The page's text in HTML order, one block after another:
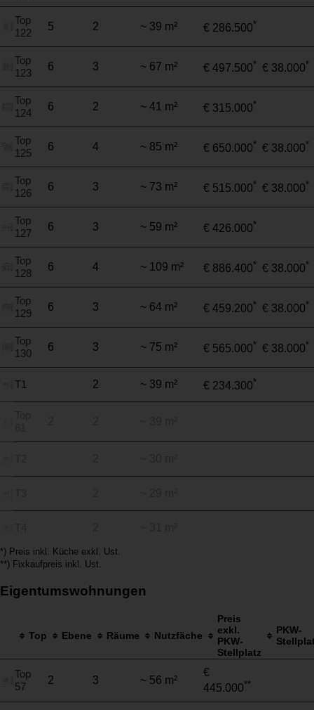
Top
122
5 2 ~ 39 m² € 286.500*
Top
123
6 3 ~ 67 m² € 497.500* € 38.000*
Top
124
6 2 ~ 41 m² € 315.000*
Top
125
6 4 ~ 85 m² € 650.000* € 38.000*
Top
126
6 3 ~ 73 m² € 515.000* € 38.000*
Top
127
6 3 ~ 59 m² € 426.000*
Top
128
6 4 ~ 109 m² € 886.400* € 38.000*
Top
129
6 3 ~ 64 m² € 459.200* € 38.000*
Top
130
6 3 ~ 75 m² € 565.000* € 38.000*
T1 2 ~ 39 m² € 234.300*
*) Preis inkl. Küche exkl. Ust.
**) Fixkaufpreis inkl. Ust.
Eigentumswohnungen
Top Ebene Räume Nutzfäche
Preis
exkl.
PKW-
Stellplatz
PKW-
Top
57
2 3 ~ 56 m²
€
445.000**